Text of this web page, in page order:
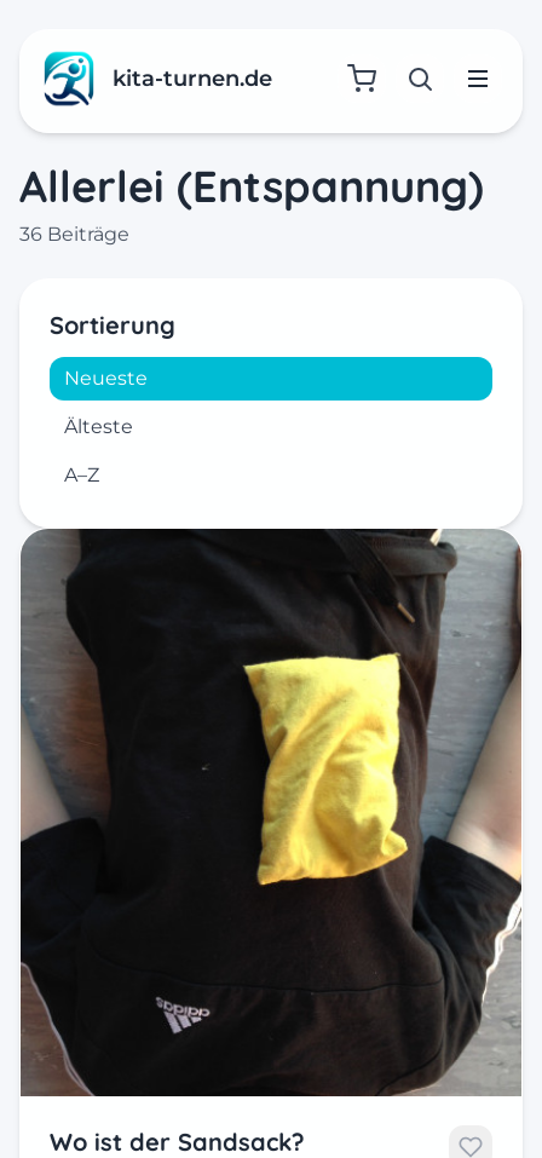
kita-turnen.de SucheMenü
Allerlei (Entspannung)
36 Beiträge
Sortierung
Neueste
Älteste
A–Z
Wo ist der Sandsack?